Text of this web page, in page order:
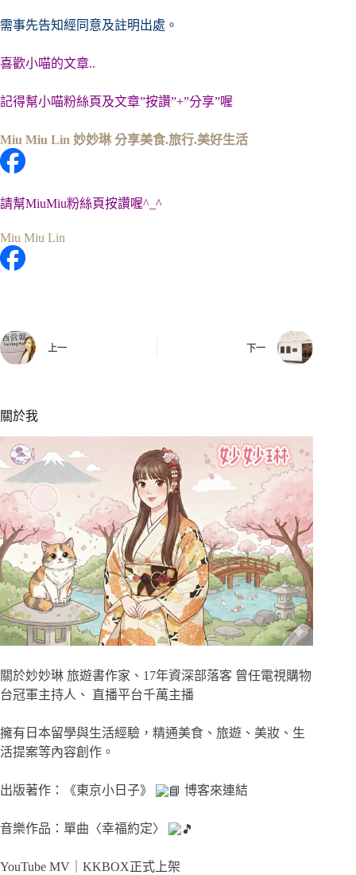
需事先告知經同意及註明出處。
喜歡小喵的文章..
記得幫小喵粉絲頁及文章”按讚”+”分享”喔
Miu Miu Lin 妙妙琳 分享美食.旅行.美好生活
請幫MiuMiu粉絲頁按讚喔^_^
Miu Miu Lin
上一 下一
關於我
關於妙妙琳 旅遊書作家、17年資深部落客 曾任電視購物
台冠軍主持人、 直播平台千萬主播
擁有日本留學與生活經驗，精通美食、旅遊、美妝、生
活提案等內容創作。
出版著作：《東京小日子》 博客來連結
音樂作品：單曲〈幸福約定〉
YouTube MV｜ KKBOX正式上架